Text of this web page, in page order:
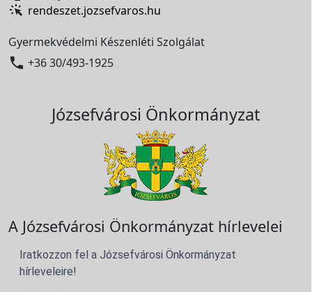
rendeszet.jozsefvaros.hu
Gyermekvédelmi Készenléti Szolgálat
 +36 30/493-1925
Józsefvárosi Önkormányzat
A Józsefvárosi Önkormányzat hírlevelei
Iratkozzon fel a Józsefvárosi Önkormányzat
hírleveleire!